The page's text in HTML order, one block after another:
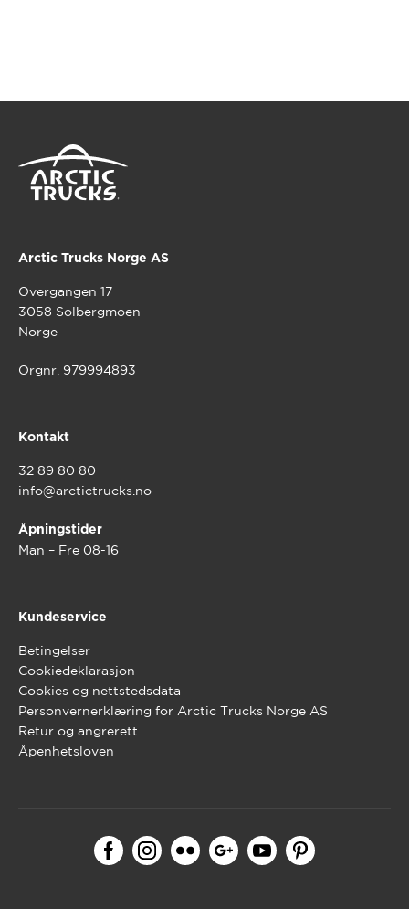
Arctic Trucks Norge AS
Overgangen 17
3058 Solbergmoen
Norge
Orgnr. 979994893
Kontakt
32 89 80 80
info@arctictrucks.no
Åpningstider
Man – Fre 08-16
Kundeservice
Betingelser
Cookiedeklarasjon
Cookies og nettstedsdata
Personvernerklæring for Arctic Trucks Norge AS
Retur og angrerett
Åpenhetsloven